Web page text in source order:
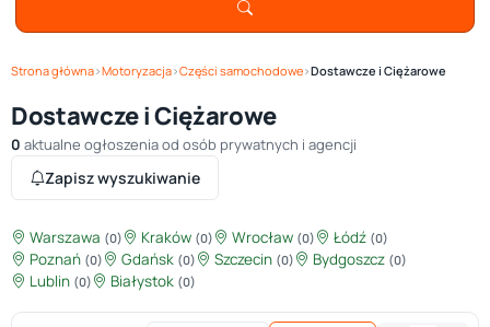
Strona główna›Motoryzacja›Części samochodowe›Dostawcze i Ciężarowe
Dostawcze i Ciężarowe
0 aktualne ogłoszenia od osób prywatnych i agencji
Zapisz wyszukiwanie
Warszawa (0) Kraków (0) Wrocław (0) Łódź (0)
Poznań (0) Gdańsk (0) Szczecin (0) Bydgoszcz (0)
Lublin (0) Białystok (0)